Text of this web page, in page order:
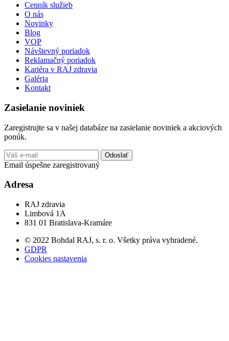
Cenník služieb
O nás
Novinky
Blog
VOP
Návštevný poriadok
Reklamačný poriadok
Kariéra v RAJ zdravia
Galéria
Kontakt
Zasielanie noviniek
Zaregistrujte sa v našej databáze na zasielanie noviniek a akciových
ponúk.
Odoslať
Email úspešne zaregistrovaný
Adresa
RAJ zdravia
Limbová 1A
831 01 Bratislava-Kramáre
© 2022 Bohdal RAJ, s. r. o. Všetky práva vyhradené.
GDPR
Cookies nastavenia